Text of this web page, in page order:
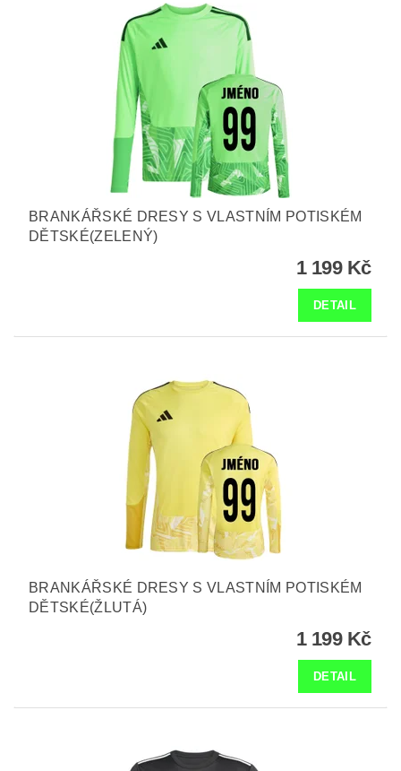
BRANKÁŘSKÉ DRESY S VLASTNÍM POTISKÉM
DĚTSKÉ(ZELENÝ)
1 199 Kč
DETAIL
BRANKÁŘSKÉ DRESY S VLASTNÍM POTISKÉM
DĚTSKÉ(ŽLUTÁ)
1 199 Kč
DETAIL